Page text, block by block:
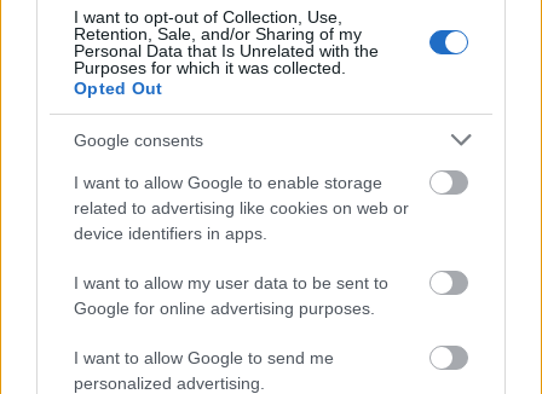
I want to opt-out of Collection, Use,
Retention, Sale, and/or Sharing of my
Personal Data that Is Unrelated with the
Purposes for which it was collected.
Opted Out
Google consents
I want to allow Google to enable storage
related to advertising like cookies on web or
device identifiers in apps.
I want to allow my user data to be sent to
Google for online advertising purposes.
I want to allow Google to send me
personalized advertising.
Elkészült a Liszt Ferenc repülőtér
közelében lévő logisztikai bázis út- és
Látlelet a hazai víziközművekről?
Egyetlen, fél évszázados vezetéken
múlt Bicske vízellátása
HÍRLEVÉL